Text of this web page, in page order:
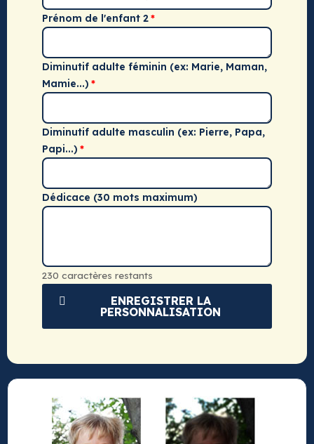
Prénom de l'enfant 2
Diminutif adulte féminin (ex: Marie, Maman,
Mamie...)
Diminutif adulte masculin (ex: Pierre, Papa,
Papi...)
Dédicace (30 mots maximum)
230 caractères restants
ENREGISTRER LA
PERSONNALISATION